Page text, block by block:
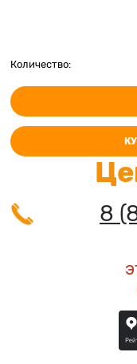
Количество:
8